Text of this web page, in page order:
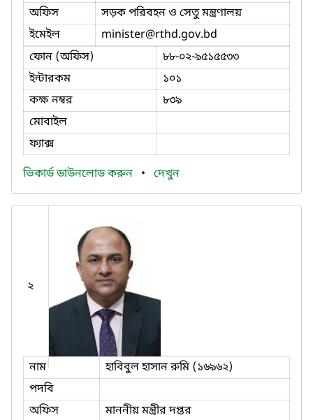
অফিস
সড়ক পরিবহন ও সেতু মন্ত্রণালয়
ইমেইল
minister@rthd.gov.bd
ফোন (অফিস)
৮৮-০২-৯৫১৫৫৩৩
ইন্টারকম
১০১
কক্ষ নম্বর
৮৩৯
মোবাইল
ফ্যাক্স
ভিকার্ড ডাউনলোড করুন • দেখুন
২
নাম
হাবিবুল হাসান রুমি (১৬৯৬২)
পদবি
অফিস
মাননীয় মন্ত্রীর দপ্তর